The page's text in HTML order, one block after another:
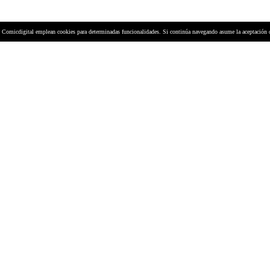
emplean cookies para determinadas funcionalidades. Si continúa navegando asume la aceptación